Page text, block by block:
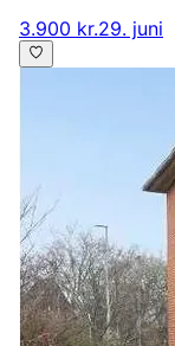
3.900 kr.29. juni